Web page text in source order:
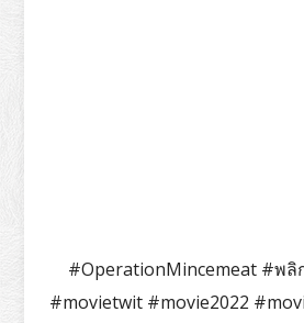
#OperationMincemeat #พลิ
#movietwit #movie2022